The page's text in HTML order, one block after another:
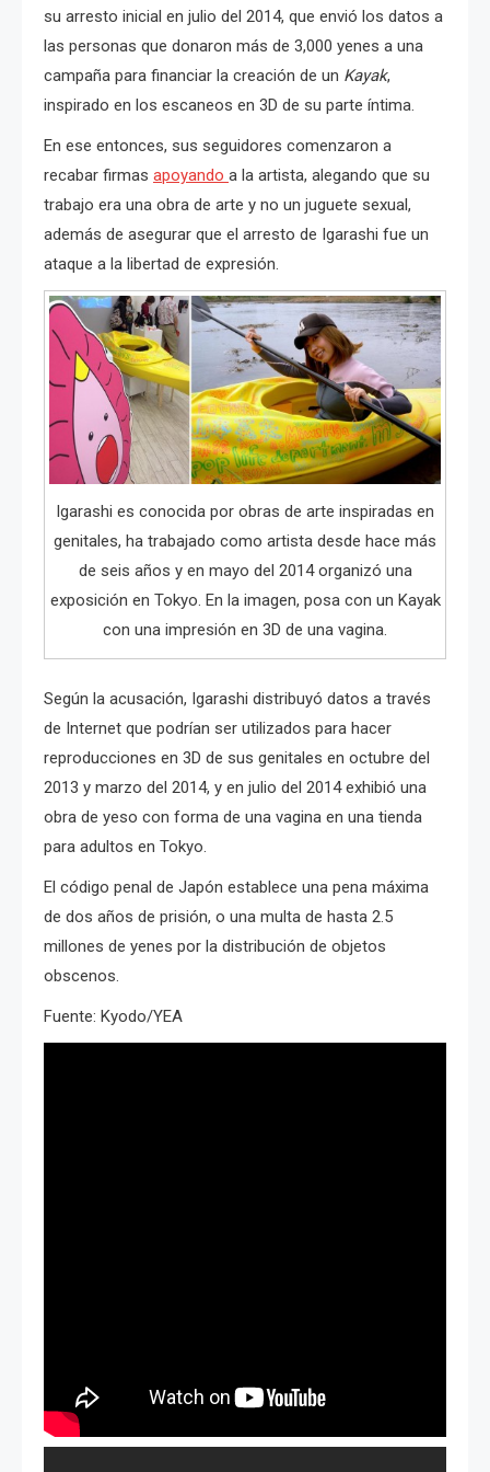
su arresto inicial en julio del 2014, que envió los datos a
las personas que donaron más de 3,000 yenes a una
campaña para financiar la creación de un Kayak,
inspirado en los escaneos en 3D de su parte íntima.
En ese entonces, sus seguidores comenzaron a
recabar firmas apoyando a la artista, alegando que su
trabajo era una obra de arte y no un juguete sexual,
además de asegurar que el arresto de Igarashi fue un
ataque a la libertad de expresión.
Igarashi es conocida por obras de arte inspiradas en
genitales, ha trabajado como artista desde hace más
de seis años y en mayo del 2014 organizó una
exposición en Tokyo. En la imagen, posa con un Kayak
con una impresión en 3D de una vagina.
Según la acusación, Igarashi distribuyó datos a través
de Internet que podrían ser utilizados para hacer
reproducciones en 3D de sus genitales en octubre del
2013 y marzo del 2014, y en julio del 2014 exhibió una
obra de yeso con forma de una vagina en una tienda
para adultos en Tokyo.
El código penal de Japón establece una pena máxima
de dos años de prisión, o una multa de hasta 2.5
millones de yenes por la distribución de objetos
obscenos.
Fuente: Kyodo/YEA